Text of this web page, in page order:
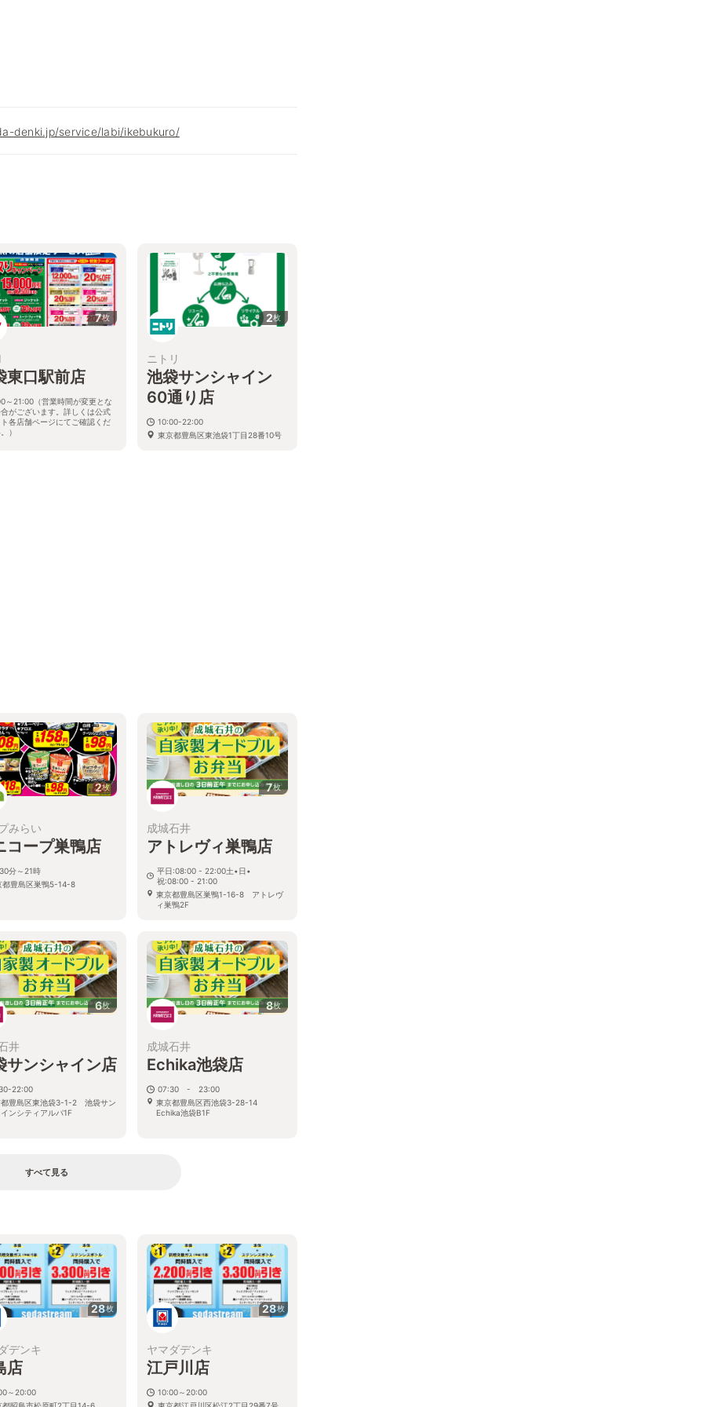
denki.jp/service/labi/ikebukuro/
7枚
東口駅前店
～21:00（営業時間が変更とな
がございます。詳しくは公式
各店舗ページにてご確認くだ
）
2枚
ニトリ
池袋サンシャイン
60通り店
10:00-22:00
東京都豊島区東池袋1丁目28番10号
2枚
みらい
コープ巣鴨店
分～21時
都豊島区巣鴨5-14-8
7枚
成城石井
アトレヴィ巣鴨店
平日:08:00 - 22:00土•日•
祝:08:00 - 21:00
東京都豊島区巣鴨1-16-8 アトレヴ
ィ巣鴨2F
6枚
井
サンシャイン店
22:00
都豊島区東池袋3-1-2 池袋サン
ンシティアルパ1F
8枚
成城石井
Echika池袋店
07:30 - 23:00
東京都豊島区西池袋3-28-14
Echika池袋B1F
すべて見る
28枚
デンキ
店
～20:00
都昭島市松原町2丁目14-6
28枚
ヤマダデンキ
江戸川店
10:00～20:00
東京都江戸川区松江2丁目29番7号